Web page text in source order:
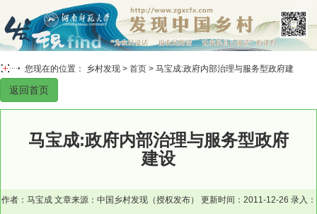
您现在的位置： 乡村发现 > 首页 > 马宝成:政府内部治理与服务型政府建
返回首页
马宝成:政府内部治理与服务型政府
建设
作者：马宝成 文章来源：中国乡村发现（授权发布） 更新时间：2011-12-26 录入：